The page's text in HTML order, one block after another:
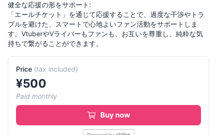
健全な応援の形をサポート:
「エールチケット」を通じて応援することで、過度な干渉やトラ
ブルを避けた、スマートで心地よいファン活動をサポートしま
す。VtuberやVライバーもファンも、お互いを尊重し、純粋な気
Price (tax included)
¥500
Paid monthly
Buy now